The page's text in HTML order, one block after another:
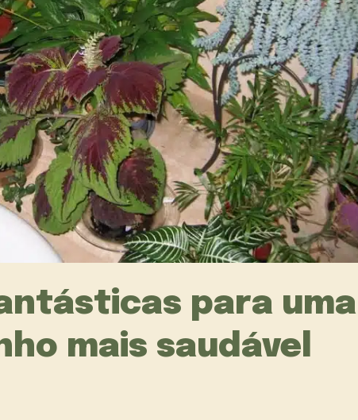
para uma
mais saudável